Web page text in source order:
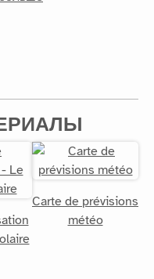
Carte de prévisions
météo